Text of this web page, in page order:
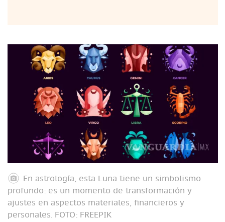
En astrología, esta Luna tiene un simbolismo
profundo: es un momento de transformación y
ajustes en aspectos materiales, financieros y
personales. FOTO: FREEPIK